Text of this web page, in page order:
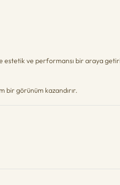
ve performansı bir araya
bir görünüm kazandırır.